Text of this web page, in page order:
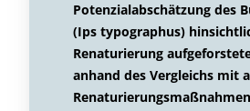
Potenzialabschätzung des
(Ips typographus)
Renaturierung
anhand des Vergleichs mit